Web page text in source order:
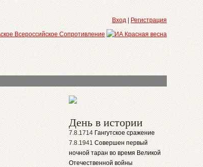
Вход Регистрация
День в истории
7.8.1714 Гангутское сражение
7.8.1941 Совершен первый
ночной таран во время Великой
Отечественной войны